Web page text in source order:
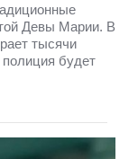
Девы Марии. В
тысячи
полиция будет